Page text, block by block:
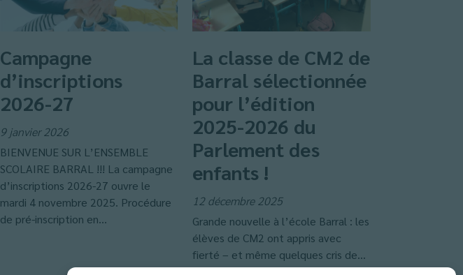
Campagne
d’inscriptions
2026-27
9 janvier 2026
BIENVENUE SUR L’ENSEMBLE
SCOLAIRE BARRAL !!! La campagne
d’inscriptions 2026-27 ouvre le
mardi 4 novembre 2025. Procédure
de pré-inscription en...
La classe de CM2 de
Barral sélectionnée
pour l’édition
2025-2026 du
Parlement des
enfants !
12 décembre 2025
Grande nouvelle à l’école Barral : les
élèves de CM2 ont appris avec
fierté – et même quelques cris de...